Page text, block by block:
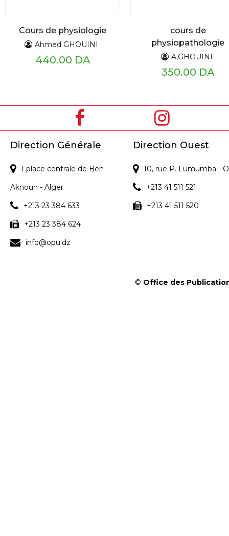
Cours de physiologie
Ahmed GHOUINI
440.00 DA
cours de
physiopathologie
A,GHOUINI
350.00 DA
Direction Générale
1 place centrale de Ben
Aknoun - Alger
+213 23 384 633
+213 23 384 624
info@opu.dz
Direction Ouest
10, rue P. Lumumba -
+213 41 511 521
+213 41 511 520
© Office des